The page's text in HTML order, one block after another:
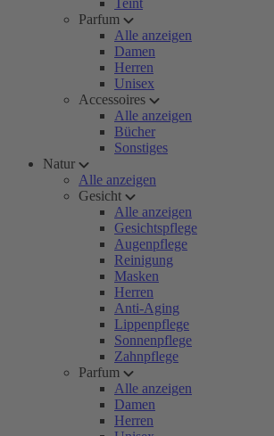
Teint
Parfum
Alle anzeigen
Damen
Herren
Unisex
Accessoires
Alle anzeigen
Bücher
Sonstiges
Natur
Alle anzeigen
Gesicht
Alle anzeigen
Gesichtspflege
Augenpflege
Reinigung
Masken
Herren
Anti-Aging
Lippenpflege
Sonnenpflege
Zahnpflege
Parfum
Alle anzeigen
Damen
Herren